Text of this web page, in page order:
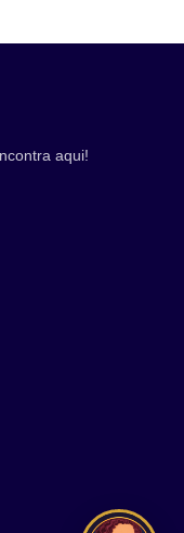
aqui!